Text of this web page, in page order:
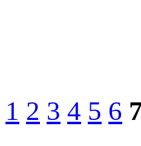
1 2 3 4 5 6